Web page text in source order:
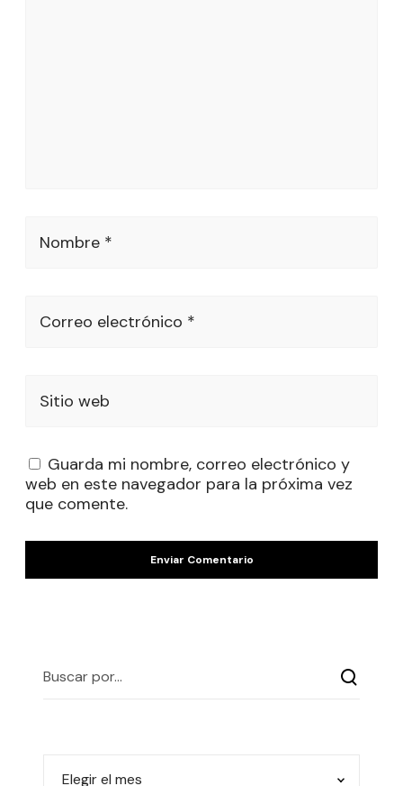
Nombre *
Correo electrónico *
Sitio web
Guarda mi nombre, correo electrónico y
web en este navegador para la próxima vez
que comente.